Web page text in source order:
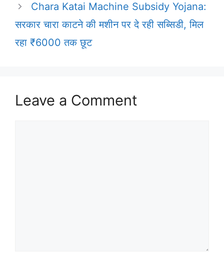
Chara Katai Machine Subsidy Yojana:
सरकार चारा काटने की मशीन पर दे रही सब्सिडी, मिल
रहा ₹6000 तक छूट
Leave a Comment